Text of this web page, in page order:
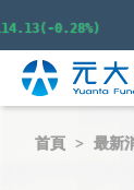
0.28%)
首頁 最新